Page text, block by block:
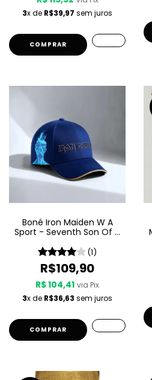
3x de R$39,97 sem juros
COMPRAR
Boné Iron Maiden W A
Sport - Seventh Son Of A
(1)
R$109,90
R$ 104,41 via Pix
3x de R$36,63 sem juros
COMPRAR